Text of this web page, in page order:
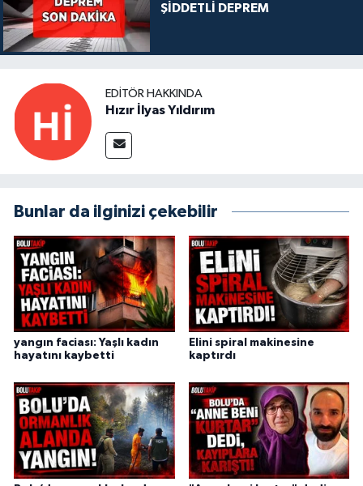
ŞİDDETLİ DEPREM
EDITÖR HAKKINDA
Hızır İlyas Yıldırım
Bunlar da ilginizi çekebilir
yangın faciası: Yaşlı kadın
hayatını kaybetti
Elini spiral makinesine
kaptırdı